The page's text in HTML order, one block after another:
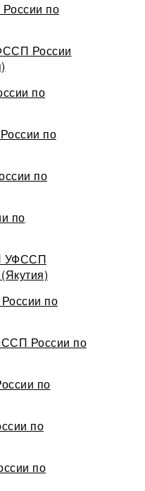
по
России
по
по
по
по
УФССП
по
России по
по
по
по